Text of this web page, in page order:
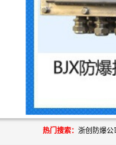
热门搜索：